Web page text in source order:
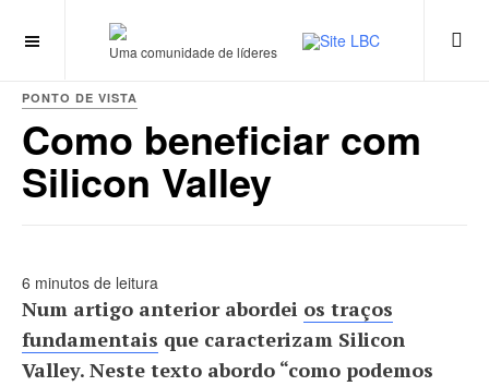
Uma comunidade de líderes
PONTO DE VISTA
Como beneficiar com
Silicon Valley
6 minutos de leitura
Num artigo anterior abordei os traços
fundamentais que caracterizam Silicon
Valley. Neste texto abordo “como podemos